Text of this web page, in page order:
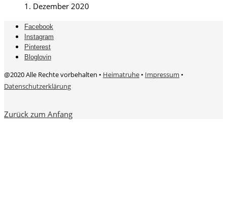
1. Dezember 2020
Facebook
Instagram
Pinterest
Bloglovin
@2020 Alle Rechte vorbehalten • Heimatruhe • Impressum •
Datenschutzerklärung
Zurück zum Anfang